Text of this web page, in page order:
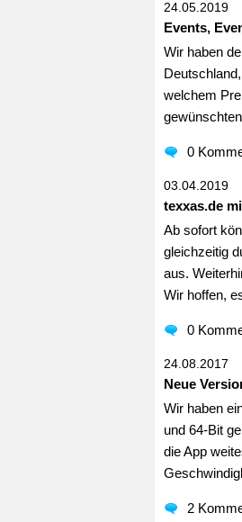
24.05.2019
Events,
Wir haben
welchem
0
03.04.2019
texxas.de
Ab sofort
gleichzeitig
aus.
Wir hoffen,
0
24.08.2017
Neue
Wir haben
und 64-Bit
die App
2